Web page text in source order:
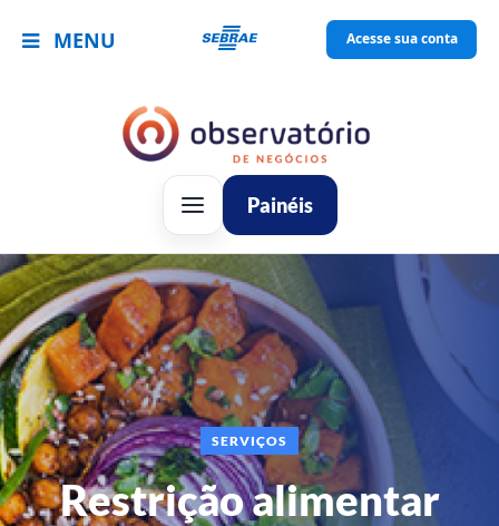
MENU Acesse sua conta
Painéis
SERVIÇOS
Restrição alimentar